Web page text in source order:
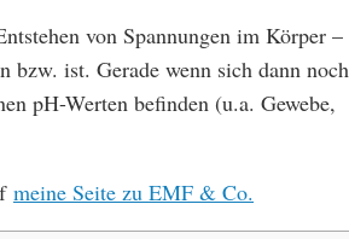
von Spannungen im Körper –
bzw. ist. Gerade wenn sich dann noch
pH-Werten befinden (u.a. Gewebe,
meine Seite zu EMF & Co.